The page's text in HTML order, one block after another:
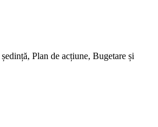
Plan de acțiune, Bugetare și